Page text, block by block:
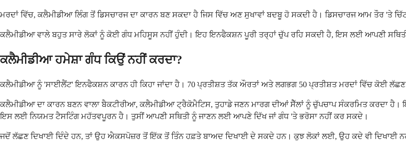
ਮਰਦਾਂ ਵਿੱਚ, ਕਲੈਮੀਡੀਆ ਲਿੰਗ ਤੋਂ ਡਿਸਚਾਰਜ ਦਾ ਕਾਰਨ ਬਣ ਸਕਦਾ ਹੈ ਜਿਸ ਵਿੱਚ ਅਣ ਸੁਖਾਵਾਂ ਬਦਬੂ ਹੋ ਸਕਦੀ ਹੈ। ਡਿਸਚਾਰਜ ਆਮ ਤੌਰ 'ਤੇ
ਕਲੈਮੀਡੀਆ ਵਾਲੇ ਬਹੁਤ ਸਾਰੇ ਲੋਕਾਂ ਨੂੰ ਕੋਈ ਗੰਧ ਮਹਿਸੂਸ ਨਹੀਂ ਹੁੰਦੀ। ਇਹ ਇਨਫੈਕਸ਼ਨ ਪੂਰੀ ਤਰ੍ਹਾਂ ਚੁੱਪ ਰਹਿ ਸਕਦੀ ਹੈ, ਇਸ ਲਈ ਆਪਣੀ
ਕਲੈਮੀਡੀਆ ਹਮੇਸ਼ਾ ਗੰਧ ਕਿਉਂ ਨਹੀਂ ਕਰਦਾ?
ਕਲੈਮੀਡੀਆ ਨੂੰ 'ਸਾਈਲੈਂਟ' ਇਨਫੈਕਸ਼ਨ ਕਾਰਨ ਹੀ ਕਿਹਾ ਜਾਂਦਾ ਹੈ। 70 ਪ੍ਰਤੀਸ਼ਤ ਤੱਕ ਔਰਤਾਂ ਅਤੇ ਲਗਭਗ 50 ਪ੍ਰਤੀਸ਼ਤ ਮਰਦਾਂ ਵਿੱਚ ਕੋਈ
ਕਲੈਮੀਡੀਆ ਦਾ ਕਾਰਨ ਬਣਨ ਵਾਲਾ ਬੈਕਟੀਰੀਆ, ਕਲੈਮੀਡੀਆ ਟ੍ਰੈਕੋਮੈਟਿਸ, ਤੁਹਾਡੇ ਜਣਨ ਮਾਰਗ ਦੀਆਂ ਸੈੱਲਾਂ ਨੂੰ ਚੁੱਪਚਾਪ ਸੰਕਰਮਿਤ ਕਰਦਾ
ਇਸ ਲਈ ਨਿਯਮਤ ਟੈਸਟਿੰਗ ਮਹੱਤਵਪੂਰਨ ਹੈ। ਤੁਸੀਂ ਆਪਣੀ ਸਥਿਤੀ ਨੂੰ ਜਾਣਨ ਲਈ ਆਪਣੇ ਦਿੱਖ ਜਾਂ ਗੰਧ 'ਤੇ ਭਰੋਸਾ ਨਹੀਂ ਕਰ ਸਕਦੇ।
ਜਦੋਂ ਲੱਛਣ ਦਿਖਾਈ ਦਿੰਦੇ ਹਨ, ਤਾਂ ਉਹ ਐਕਸਪੋਜ਼ਰ ਤੋਂ ਇੱਕ ਤੋਂ ਤਿੰਨ ਹਫ਼ਤੇ ਬਾਅਦ ਦਿਖਾਈ ਦੇ ਸਕਦੇ ਹਨ। ਕੁਝ ਲੋਕਾਂ ਲਈ, ਉਹ ਕਦੇ ਵੀ ਦਿਖਾਈ